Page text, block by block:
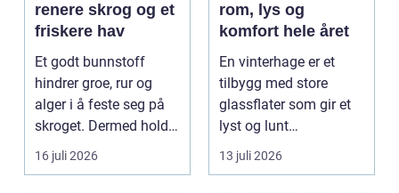
renere skrog og et
friskere hav
Et godt bunnstoff
hindrer groe, rur og
alger i å feste seg på
skroget. Dermed holder
båten bedre far...
16 juli 2026
rom, lys og
komfort hele året
En vinterhage er et
tilbygg med store
glassflater som gir et
lyst og lunt
oppholdsrom nær
hagen, ogs...
13 juli 2026